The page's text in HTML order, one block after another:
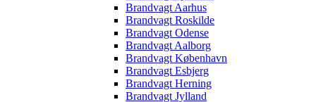
Brandvagt Aarhus
Brandvagt Roskilde
Brandvagt Odense
Brandvagt Aalborg
Brandvagt København
Brandvagt Esbjerg
Brandvagt Herning
Brandvagt Jylland